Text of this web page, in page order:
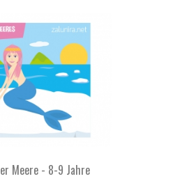
Meere - 8-9 Jahre